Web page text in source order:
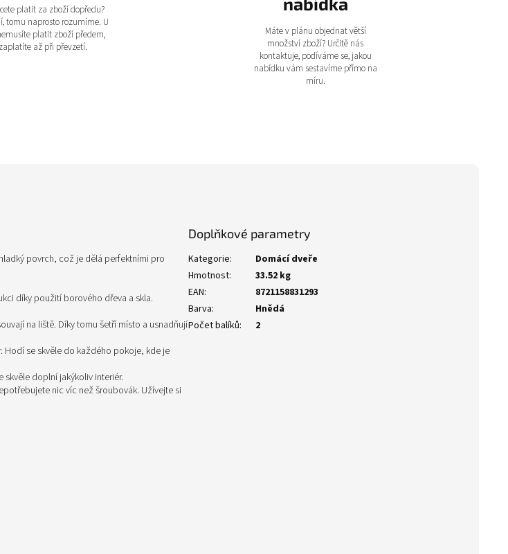
platit za zboží dopředu?
tomu naprosto rozumíme. U
platit zboží předem,
zaplatíte až při převzetí.
Máte v plánu objednat větší
množství zboží? Určitě nás
kontaktuje, podíváme se, jakou
nabídku vám sestavíme přímo na
míru.
povrch, což je dělá perfektními pro
díky použití borového dřeva a skla.
na liště. Díky tomu šetří místo a usnadňují
Hodí se skvěle do každého pokoje, kde je
doplní jakýkoliv interiér.
nic víc než šroubovák. Užívejte si
Doplňkové parametry
Kategorie:
Domácí dveře
Hmotnost:
33.52 kg
EAN:
8721158831293
Barva:
Hnědá
Počet balíků: 2